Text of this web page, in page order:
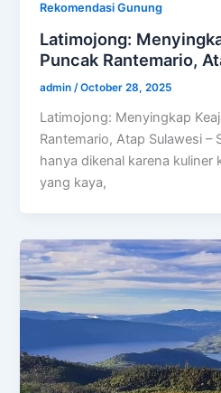
Rekomendasi Gunung
Latimojong:
Puncak Rantemario,
admin/October 28, 2025
Latimojong: Menyingkap
Rantemario, Atap Sulawesi –
hanya dikenal karena kuliner
yang kaya,